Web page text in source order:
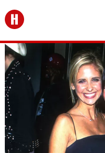
Перейти на главную